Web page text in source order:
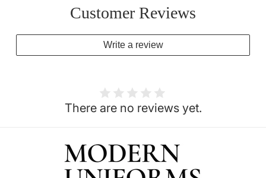
Customer Reviews
Write a review
There are no reviews yet.